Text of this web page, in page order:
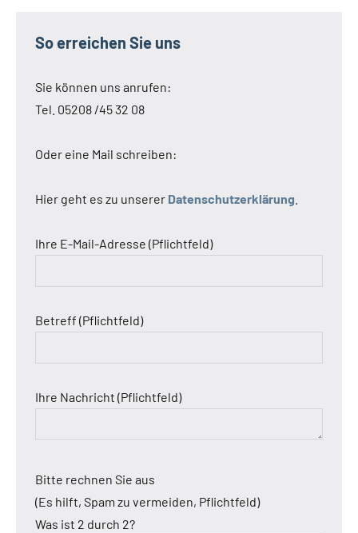
So erreichen Sie uns
Sie können uns anrufen:
Tel. 05208 /45 32 08
Oder eine Mail schreiben:
Hier geht es zu unserer Datenschutzerklärung
Ihre E-Mail-Adresse (Pflichtfeld)
Betreff (Pflichtfeld)
Ihre Nachricht (Pflichtfeld)
Bitte rechnen Sie aus
(Es hilft, Spam zu vermeiden, Pflichtfeld)
Was ist 2 durch 2?